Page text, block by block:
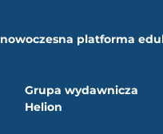
nowoczesna platforma
Grupa wydawnicza
Helion